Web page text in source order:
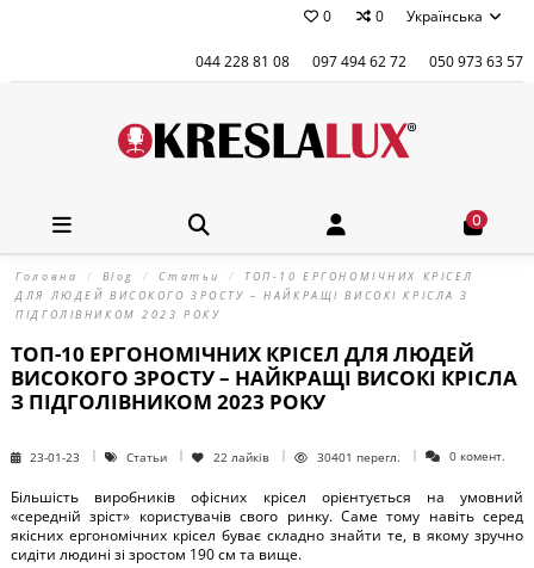
0 0 Українська
044 228 81 08 097 494 62 72 050 973 63 57
0
Головна Blog Статьи
ТОП-10 ЕРГОНОМІЧНИХ КРІСЕЛ
ДЛЯ ЛЮДЕЙ ВИСОКОГО ЗРОСТУ – НАЙКРАЩІ ВИСОКІ КРІСЛА З
ПІДГОЛІВНИКОМ 2023 РОКУ
ТОП-10 ЕРГОНОМІЧНИХ КРІСЕЛ ДЛЯ ЛЮДЕЙ
ВИСОКОГО ЗРОСТУ – НАЙКРАЩІ ВИСОКІ КРІСЛА
З ПІДГОЛІВНИКОМ 2023 РОКУ
23-01-23 Статьи 22 лайків 30401 перегл. 0 комент.
Більшість виробників офісних крісел орієнтується на умовний
«середній зріст» користувачів свого ринку. Саме тому навіть серед
якісних ергономічних крісел буває складно знайти те, в якому зручно
сидіти людині зі зростом 190 см та вище.